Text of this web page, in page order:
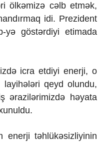
ölkəmizə cəlb etmək,
idi. Prezident
göstərdiyi etimada
icra etdiyi enerji, o
qeyd olundu,
ərazilərimizdə həyata
enerji təhlükəsizliyinin